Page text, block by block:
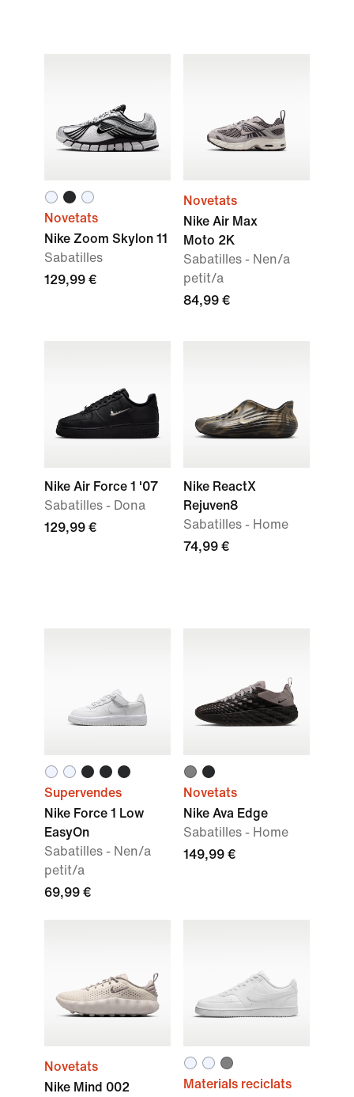
Novetats
Nike Zoom Skylon 11
Sabatilles
129,99 €
Novetats
Nike Air Max
Moto 2K
Sabatilles - Nen/a
petit/a
84,99 €
Nike Air Force 1 '07
Sabatilles - Dona
129,99 €
Nike ReactX
Rejuven8
Sabatilles - Home
74,99 €
Supervendes
Nike Force 1 Low
EasyOn
Sabatilles - Nen/a
petit/a
69,99 €
Novetats
Nike Ava Edge
Sabatilles - Home
149,99 €
Novetats
Nike Mind 002
Materials reciclats